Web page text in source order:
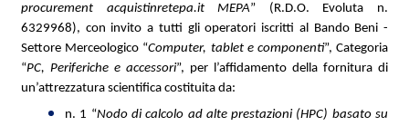
procurement acquistinretepa.it MEPA” (R.D.O. Evoluta n.
6329968), con invito a tutti gli operatori iscritti al Bando Beni -
Settore Merceologico “Computer, tablet e componenti”, Categoria
“PC, Periferiche e accessori”, per l’affidamento della fornitura di
un’attrezzatura scientifica costituita da:
n. 1 “Nodo di calcolo ad alte prestazioni (HPC) basato su